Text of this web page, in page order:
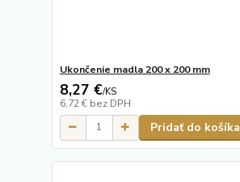
Ukončenie madla 200 x 200 mm
8,27 €/KS
6,72 € bez DPH
Pridať do košíka